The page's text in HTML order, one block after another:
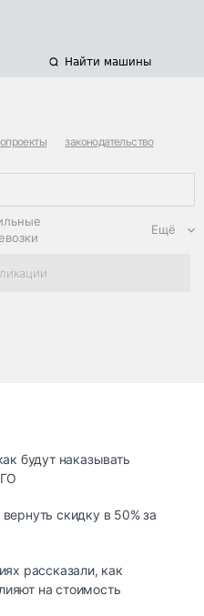
Найти машины
законодательство
Ещё
будут наказывать
скидку в 50% за
рассказали, как
на стоимость